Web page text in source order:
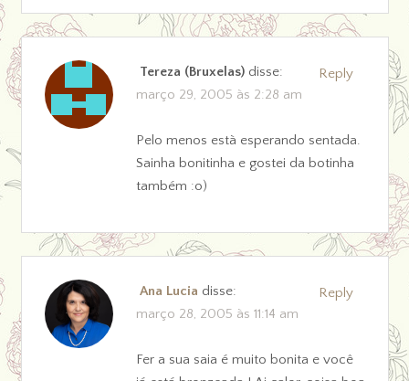
Tereza (Bruxelas) disse:
março 29, 2005 às 2:28 am
Pelo menos està esperando sentada.
Sainha bonitinha e gostei da botinha
também :o)
Reply
Ana Lucia disse:
março 28, 2005 às 11:14 am
Fer a sua saia é muito bonita e você
Reply